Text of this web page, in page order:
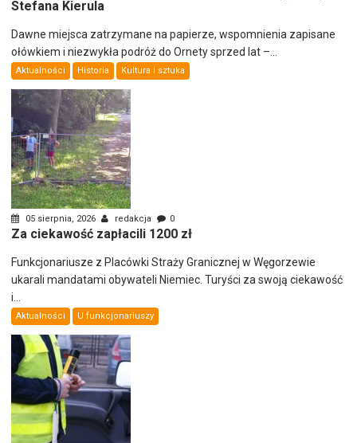
Stefana Kierula
Dawne miejsca zatrzymane na papierze, wspomnienia zapisane
ołówkiem i niezwykła podróż do Ornety sprzed lat –...
Aktualności Historia Kultura i sztuka
05 sierpnia, 2026 redakcja 0
Za ciekawość zapłacili 1200 zł
Funkcjonariusze z Placówki Straży Granicznej w Węgorzewie
ukarali mandatami obywateli Niemiec. Turyści za swoją ciekawość
i...
Aktualności U funkcjonariuszy